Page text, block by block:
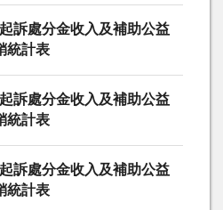
訴處分金收入及補助公益
統計表
訴處分金收入及補助公益
統計表
訴處分金收入及補助公益
統計表